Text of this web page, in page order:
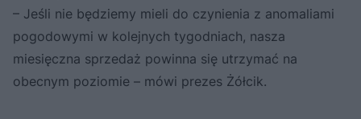
– Jeśli nie będziemy mieli do czynienia z anomaliami
pogodowymi w kolejnych tygodniach, nasza
miesięczna sprzedaż powinna się utrzymać na
obecnym poziomie – mówi prezes Żółcik.